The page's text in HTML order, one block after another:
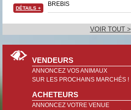
BREBIS
DÉTAILS +
VOIR TOUT >
VENDEURS
ANNONCEZ VOS ANIMAUX
SUR LES PROCHAINS MARCHÉS !
ACHETEURS
ANNONCEZ VOTRE VENUE